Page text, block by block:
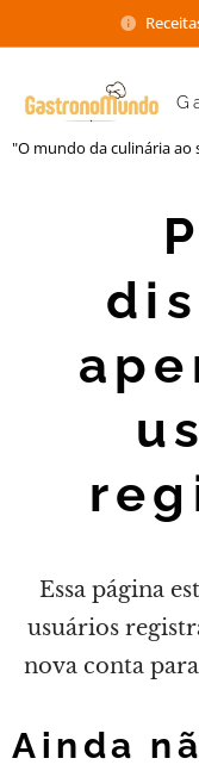
"O mundo da culinária ao
Essa página
usuários
nova conta
Ainda